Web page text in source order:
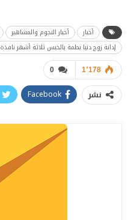
أخبار أخبار النجوم والمشاهير
إدانة زوج دنيا بطمة بالخبس ثلاثة أشهر نافذة
0 1٬178
نشر Facebook